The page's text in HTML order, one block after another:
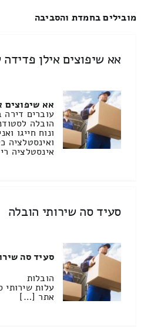
מובילים בחמדת והסביבה
אא שיפוצים אילן
אא שיפוצים
עוברים
הובלה
ונוח חייגו
ואינסטלציה
אינסטלציה
סעיד סה שירותי הובלה
סעיד סה
הובלות
עלות
אתר […]